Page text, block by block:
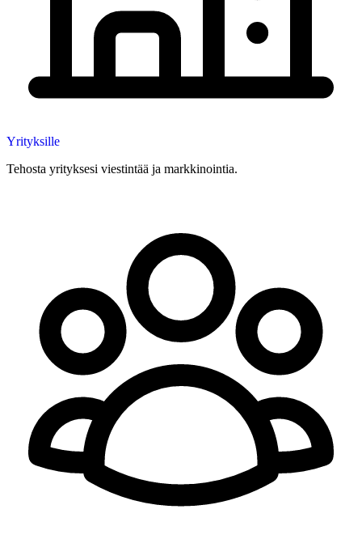
Yrityksille
Tehosta yrityksesi viestintää ja markkinointia.